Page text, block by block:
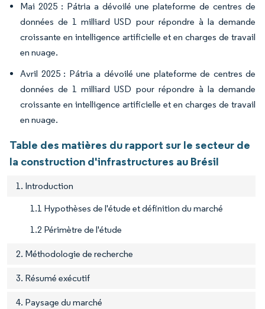
Mai 2025 : Pátria a dévoilé une plateforme de centres de
données de 1 milliard USD pour répondre à la demande
croissante en intelligence artificielle et en charges de travail
en nuage.
Avril 2025 : Pátria a dévoilé une plateforme de centres de
données de 1 milliard USD pour répondre à la demande
croissante en intelligence artificielle et en charges de travail
en nuage.
Table des matières du rapport sur le secteur de
la construction d'infrastructures au Brésil
1. Introduction
1.1 Hypothèses de l'étude et définition du marché
1.2 Périmètre de l'étude
2. Méthodologie de recherche
3. Résumé exécutif
4. Paysage du marché